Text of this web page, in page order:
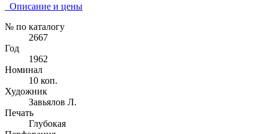
Описание и цены
№ по каталогу
2667
Год
1962
Номинал
10 коп.
Художник
Завьялов Л.
Печать
Глубокая